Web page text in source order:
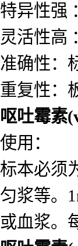
定量范围
而血清素
灵敏度 ：
准确定量
特异性强
灵活性高
准确性：
重复性：
呕吐霉素